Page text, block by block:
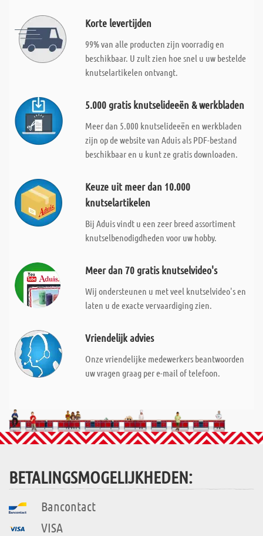
Korte levertijden
99% van alle producten zijn voorradig en
beschikbaar. U zult zien hoe snel u uw bestelde
knutselartikelen ontvangt.
5.000 gratis knutselideeën & werkbladen
Meer dan 5.000 knutselideeën en werkbladen
zijn op de website van Aduis als PDF-bestand
beschikbaar en u kunt ze gratis downloaden.
Keuze uit meer dan 10.000
knutselartikelen
Bij Aduis vindt u een zeer breed assortiment
knutselbenodigdheden voor uw hobby.
Meer dan 70 gratis knutselvideo's
Wij ondersteunen u met veel knutselvideo's en
laten u de exacte vervaardiging zien.
Vriendelijk advies
Onze vriendelijke medewerkers beantwoorden
uw vragen graag per e-mail of telefoon.
BETALINGSMOGELIJKHEDEN:
Bancontact
VISA